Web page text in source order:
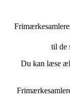
til de
Du kan læse